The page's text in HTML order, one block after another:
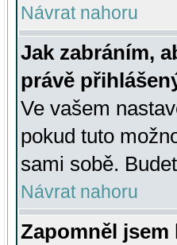
Návrat nahoru
Jak zabráním,
právě
Ve vašem
pokud tuto
sami sobě.
Návrat nahoru
Zapomněl jsem